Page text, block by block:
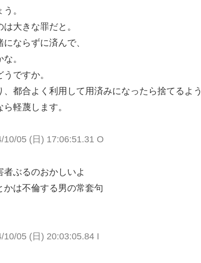
。
大きな罪だと。
ならずに済んで、
。
ですか。
都合よく利用して用済みになったら捨てるよう
軽蔑します。
10/05 (日) 17:06:51.31 O
ぶるのおかしいよ
は不倫する男の常套句
10/05 (日) 20:03:05.84 I